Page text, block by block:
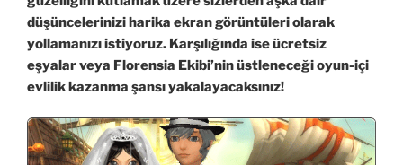
düşüncelerinizi harika ekran görüntüleri olarak
yollamanızı istiyoruz. Karşılığında ise ücretsiz
eşyalar veya Florensia Ekibi’nin üstleneceği oyun-içi
evlilik kazanma şansı yakalayacaksınız!